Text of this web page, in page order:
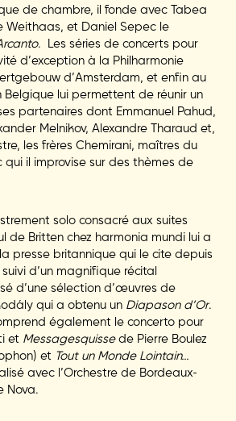
de chambre, il fonde avec Tabea
Weithaas, et Daniel Sepec le
. Les séries de concerts pour
d’exception à la Philharmonie
d’Amsterdam, et enfin au
Belgique lui permettent de réunir un
partenaires dont Emmanuel Pahud,
Melnikov, Alexandre Tharaud et,
les frères Chemirani, maîtres du
qui il improvise sur des thèmes de
solo consacré aux suites
de Britten chez harmonia mundi lui a
presse britannique qui le cite depuis
d’un magnifique récital
d’une sélection d’œuvres de
qui a obtenu un Diapason d’Or.
également le concerto pour
et Messagesquissede Pierre Boulez
et Tout un Monde Lointain…
avec l’Orchestre de Bordeaux-
Nova.